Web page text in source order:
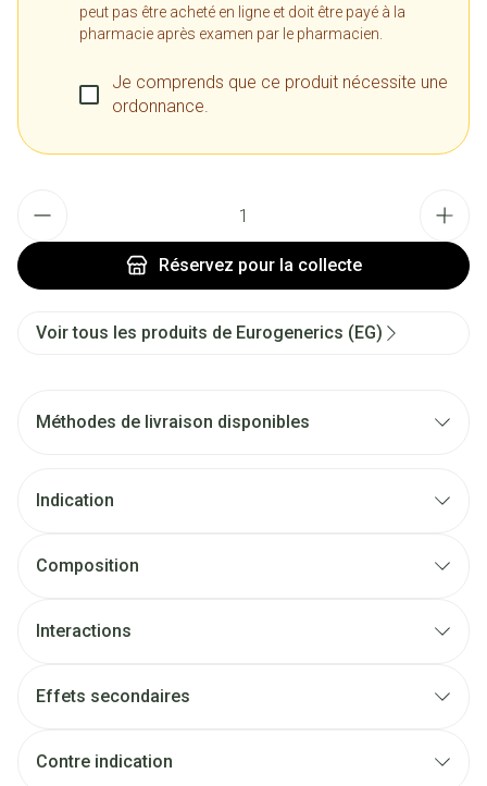
peut pas être acheté en ligne et doit être payé à la
pharmacie après examen par le pharmacien.
Je comprends que ce produit nécessite une
ordonnance.
Réservez pour la collecte
Voir tous les produits de Eurogenerics (EG)
Méthodes de livraison disponibles
Indication
Composition
Interactions
Effets secondaires
Contre indication